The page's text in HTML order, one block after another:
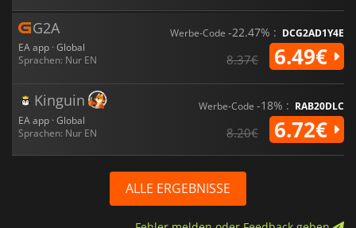
G2A
EA app · Global
Sprachen: Nur EN
Werbe-Code -22.47% : DCG2AD1Y4E
8.37€ 6.49€
Kinguin
EA app · Global
Sprachen: Nur EN
Werbe-Code -18% : RAB20DLC
8.20€ 6.72€
ALLE ERGEBNISSE